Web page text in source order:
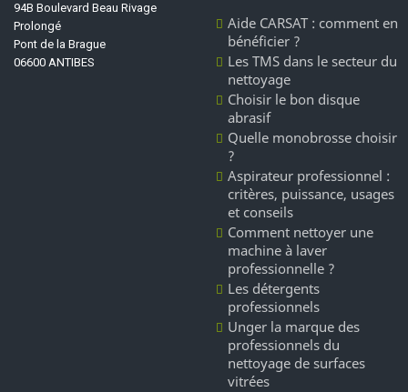
94B Boulevard Beau Rivage
Prolongé
Pont de la Brague
06600 ANTIBES
Aide CARSAT : comment en
bénéficier ?
Les TMS dans le secteur du
nettoyage
Choisir le bon disque
abrasif
Quelle monobrosse choisir
?
Aspirateur professionnel :
critères, puissance, usages
et conseils
Comment nettoyer une
machine à laver
professionnelle ?
Les détergents
professionnels
Unger la marque des
professionnels du
nettoyage de surfaces
vitrées